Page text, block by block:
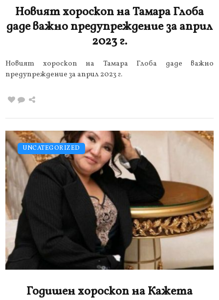
Новият хороскоп на Тамара Глоба
даде важно предупреждение за април
2023 г.
Новият хороскоп на Тамара Глоба даде важно
предупреждение за април 2023 г.
UNCATEGORIZED
Годишен хороскоп на Кажета